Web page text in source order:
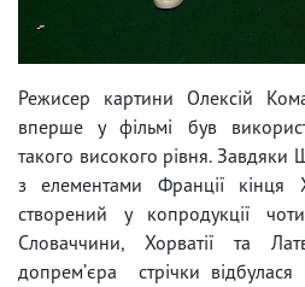
Режисер картини Олексій
вперше у фільмі був
такого високого рівня. Завдяки
з елементами Франції кінця
створений у копродукції
Словаччини, Хорватії та
допремʼєра стрічки